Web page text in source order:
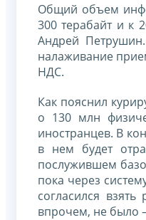
Общий объем
300 терабайт и к
Андрей
налаживание
НДС.
Как пояснил
о 130 млн
иностранцев. В
в нем будет
послужившем
пока через
согласился
впрочем, не было